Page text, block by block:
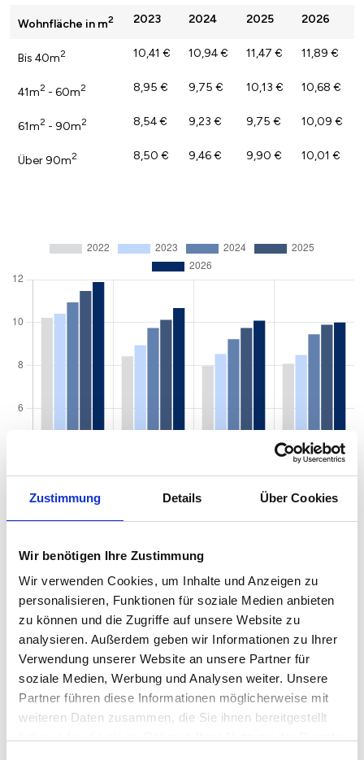
Zustimmung Details Über Cookies
Wir benötigen Ihre Zustimmung
Wir verwenden Cookies, um Inhalte und Anzeigen zu
personalisieren, Funktionen für soziale Medien anbieten
zu können und die Zugriffe auf unsere Website zu
analysieren. Außerdem geben wir Informationen zu Ihrer
Verwendung unserer Website an unsere Partner für
soziale Medien, Werbung und Analysen weiter. Unsere
Partner führen diese Informationen möglicherweise mit
weiteren Daten zusammen, die Sie ihnen bereitgestellt
Wohnfläche in m2 2023 2024 2025 2026
Bis 40m2 10,41 € 10,94 € 11,47 € 11,89 €
41m2 - 60m2 8,95 € 9,75 € 10,13 € 10,68 €
61m2 - 90m2 8,54 € 9,23 € 9,75 € 10,09 €
Über 90m2 8,50 € 9,46 € 9,90 € 10,01 €
Mietspiegel nach Baujahr pro qm 2026 in
Bad Orb
Der Mietpreis einer Wohnung in Bad Orb hängt von einer Vielzahl
von Faktoren ab, und eines der entscheidenden Kriterien ist das
Baujahr der Immobilie. Das Alter eines Gebäudes kann einen
erheblichen Einfluss auf den Mietpreis haben, da es wichtige
Informationen über den Zustand, die Ausstattung und die